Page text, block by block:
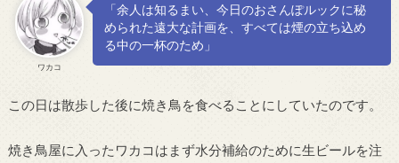
ワカコ
「余人は知るまい、今日のおさんぽルックに秘
められた遠大な計画を、すべては煙の立ち込め
る中の一杯のため」
この日は散歩した後に焼き鳥を食べることにしていたのです。
焼き鳥屋に入ったワカコはまず水分補給のために生ビールを注